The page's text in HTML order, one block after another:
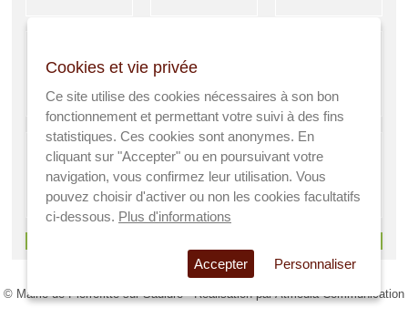
ARTISANS &
INDUSTRIES
RESTAURANTS CAFÉS ENFANCE JEUNESSE
A VISITER SANTÉ AGRICULTEURS
© Mairie de Pierrefitte sur Sauldre - Réalisation parAtmedia Communication
Cookies et vie privée
Ce site utilise des cookies nécessaires à son bon
fonctionnement et permettant votre suivi à des fins
statistiques. Ces cookies sont anonymes. En
cliquant sur "Accepter" ou en poursuivant votre
navigation, vous confirmez leur utilisation. Vous
pouvez choisir d'activer ou non les cookies facultatifs
ci-dessous. Plus d'informations
Accepter Personnaliser